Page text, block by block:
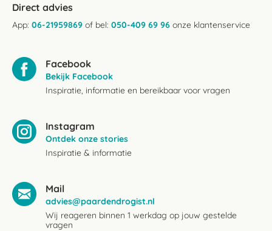
Direct advies
App: 06-21959869 of bel: 050-409 69 96 onze klantenservice
Facebook
Bekijk Facebook
Inspiratie, informatie en bereikbaar voor vragen
Instagram
Ontdek onze stories
Inspiratie & informatie
Mail
advies@paardendrogist.nl
Wij reageren binnen 1 werkdag op jouw gestelde
vragen